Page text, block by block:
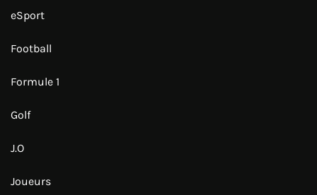
eSport
Football
Formule 1
Golf
J.O
Joueurs